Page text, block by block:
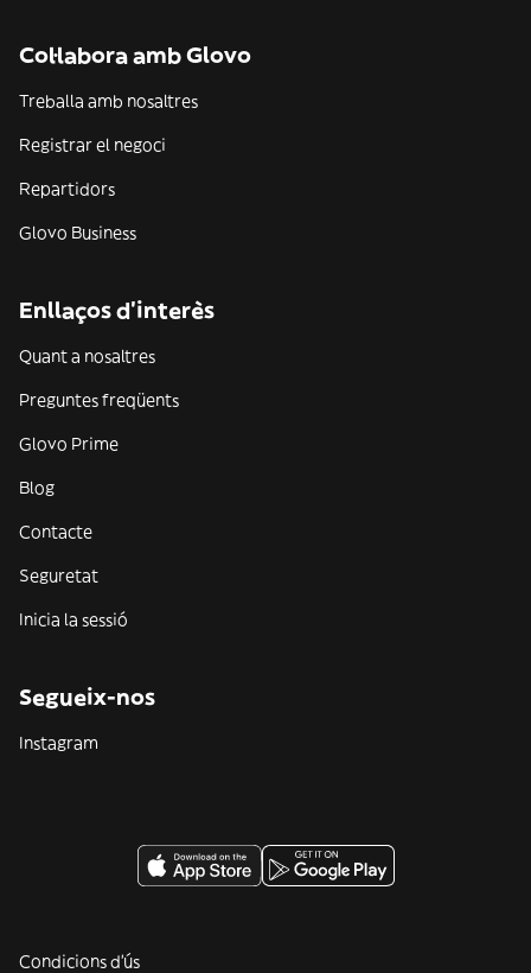
Col·labora amb Glovo
Treballa amb nosaltres
Registrar el negoci
Repartidors
Glovo Business
Enllaços d'interès
Quant a nosaltres
Preguntes freqüents
Glovo Prime
Blog
Contacte
Seguretat
Inicia la sessió
Segueix-nos
Instagram
Condicions d'ús